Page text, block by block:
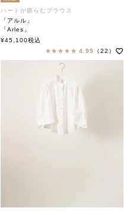
ハートが膨らむブラウス
「アルル」
「Arles」
soutiencollar（ステンカラー）
¥45,100税込
4.95
（22）